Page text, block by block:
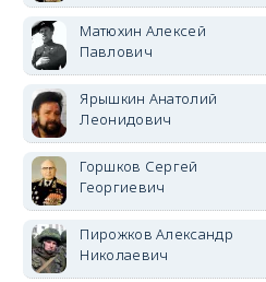
Матюхин Алексей
Павлович
Ярышкин Анатолий
Леонидович
Горшков Сергей
Георгиевич
Пирожков Александр
Николаевич